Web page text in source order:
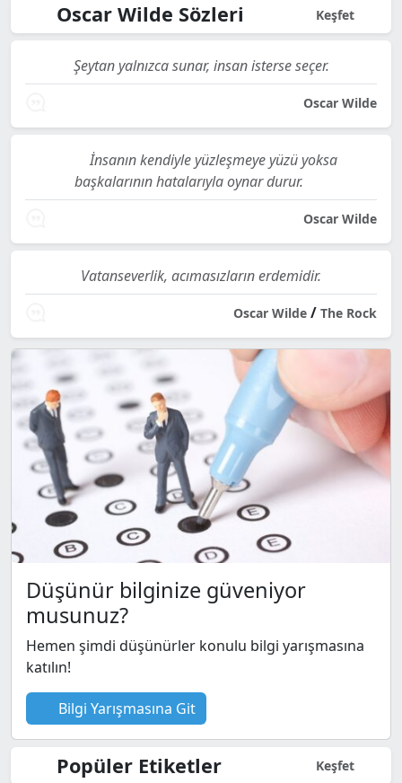
Oscar Wilde Sözleri Keşfet
Şeytan yalnızca sunar, insan isterse seçer.
Oscar Wilde
İnsanın kendiyle yüzleşmeye yüzü yoksa
başkalarının hatalarıyla oynar durur.
Oscar Wilde
Vatanseverlik, acımasızların erdemidir.
Oscar Wilde / The Rock
Düşünür bilginize güveniyor
musunuz?
Hemen şimdi düşünürler konulu bilgi yarışmasına
katılın!
Bilgi Yarışmasına Git
Popüler Etiketler Keşfet